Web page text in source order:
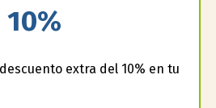
10%
extra del 10% en tu